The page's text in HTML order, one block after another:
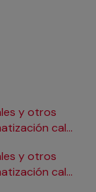
y otros
calor
y otros
calor